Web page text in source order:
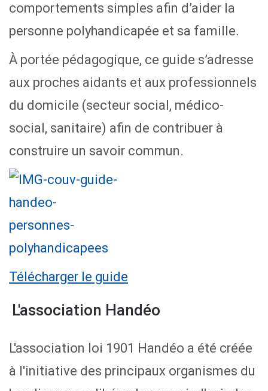
comportements simples afin d’aider la
personne polyhandicapée et sa famille.
À portée pédagogique, ce guide s’adresse
aux proches aidants et aux professionnels
du domicile (secteur social, médico-
social, sanitaire) afin de contribuer à
construire un savoir commun.
Télécharger le guide
L'association Handéo
L'association loi 1901 Handéo a été créée
à l'initiative des principaux organismes du